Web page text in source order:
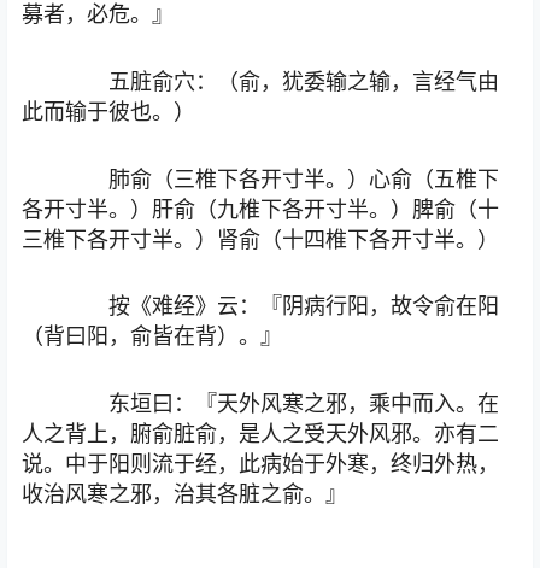
募者，必危。』
五脏俞穴：（俞，犹委输之输，言经气由
此而输于彼也。）
肺俞（三椎下各开寸半。）心俞（五椎下
各开寸半。）肝俞（九椎下各开寸半。）脾俞（十
三椎下各开寸半。）肾俞（十四椎下各开寸半。）
按《难经》云：『阴病行阳，故令俞在阳
（背曰阳，俞皆在背）。』
东垣曰：『天外风寒之邪，乘中而入。在
人之背上，腑俞脏俞，是人之受天外风邪。亦有二
说。中于阳则流于经，此病始于外寒，终归外热，
收治风寒之邪，治其各脏之俞。』